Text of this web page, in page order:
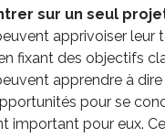
sur un seul
apprivoiser leur
fixant des objectifs
apprendre à
pour se
important pour eux.